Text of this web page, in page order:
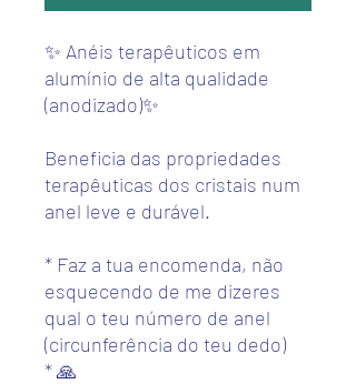
✨ Anéis terapêuticos em
alumínio de alta qualidade
(anodizado)✨
Beneficia das propriedades
terapêuticas dos cristais num
anel leve e durável.
* Faz a tua encomenda, não
esquecendo de me dizeres
qual o teu número de anel
(circunferência do teu dedo)
* 🙏